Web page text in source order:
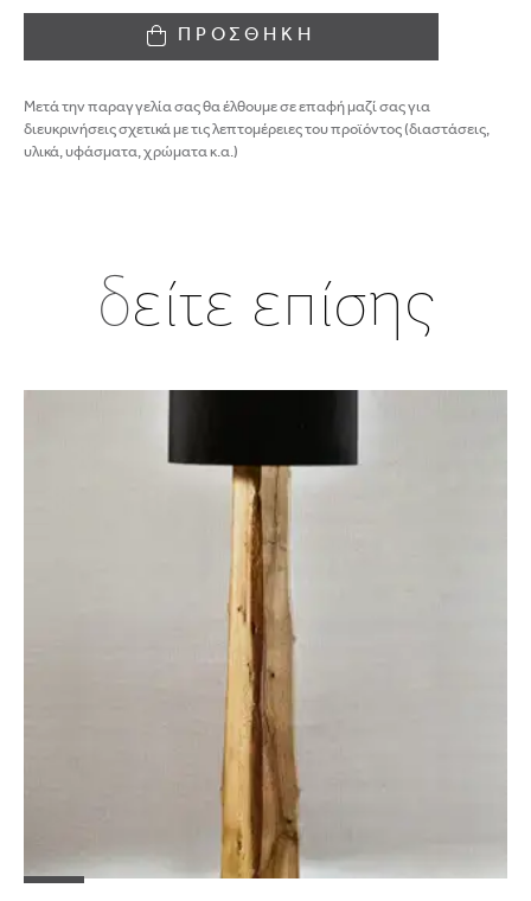
ΠΡΟΣΘΗΚΗ
Μετά την παραγγελία σας θα έλθουμε σε επαφή μαζί σας για
διευκρινήσεις σχετικά με τις λεπτομέρειες του προϊόντος (διαστάσεις,
υλικά, υφάσματα, χρώματα κ.α.)
δείτε επίσης